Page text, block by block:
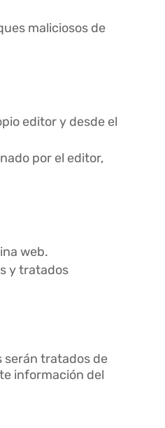
maliciosos de
editor y desde el
por el editor,
web.
y tratados
serán tratados de
información del